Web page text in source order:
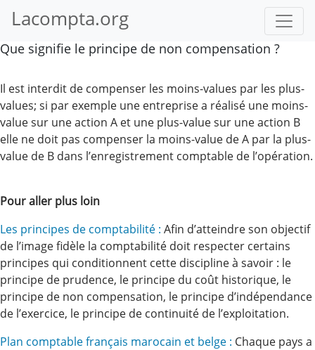
Lacompta.org
Que signifie le principe de non compensation ?
Il est interdit de compenser les moins-values par les plus-
values; si par exemple une entreprise a réalisé une moins-
value sur une action A et une plus-value sur une action B
elle ne doit pas compenser la moins-value de A par la plus-
value de B dans l’enregistrement comptable de l’opération.
Pour aller plus loin
Les principes de comptabilité : Afin d’atteindre son objectif
de l’image fidèle la comptabilité doit respecter certains
principes qui conditionnent cette discipline à savoir : le
principe de prudence, le principe du coût historique, le
principe de non compensation, le principe d’indépendance
de l’exercice, le principe de continuité de l’exploitation.
Plan comptable français marocain et belge : Chaque pays a